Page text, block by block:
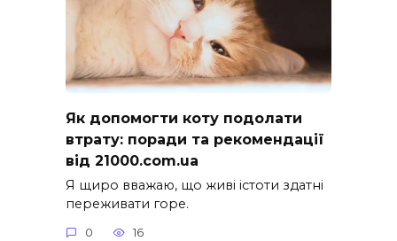
Як допомогти коту подолати
втрату: поради та рекомендації
від 21000.com.ua
Я щиро вважаю, що живі істоти здатні
переживати горе.
0 16